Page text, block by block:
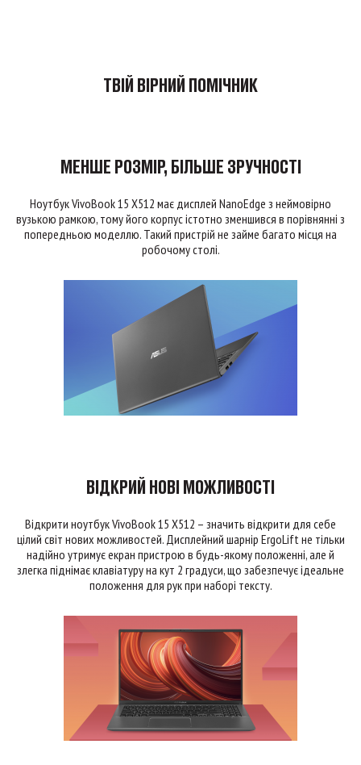
ТВІЙ ВІРНИЙ ПОМІЧНИК
МЕНШЕ РОЗМІР, БІЛЬШЕ ЗРУЧНОСТІ
Ноутбук VivoBook 15 X512 має дисплей NanoEdge з неймовірно
вузькою рамкою, тому його корпус істотно зменшився в порівнянні з
попередньою моделлю. Такий пристрій не займе багато місця на
робочому столі.
ВІДКРИЙ НОВІ МОЖЛИВОСТІ
Відкрити ноутбук VivoBook 15 X512 – значить відкрити для себе
цілий світ нових можливостей. Дисплейний шарнір ErgoLift не тільки
надійно утримує екран пристрою в будь-якому положенні, але й
злегка піднімає клавіатуру на кут 2 градуси, що забезпечує ідеальне
положення для рук при наборі тексту.